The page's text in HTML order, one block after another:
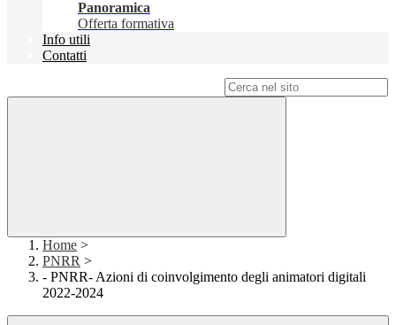
Panoramica
Offerta formativa
Info utili
Contatti
Home >
PNRR >
- PNRR- Azioni di coinvolgimento degli animatori digitali
2022-2024